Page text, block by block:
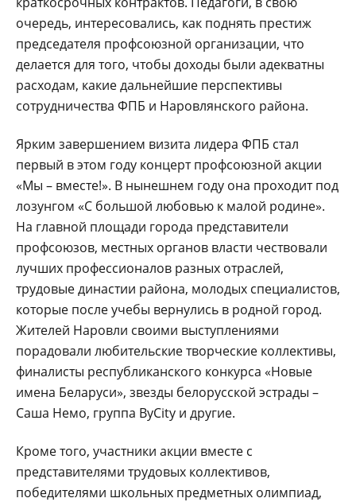
очередь, интересовались, как поднять престиж
председателя профсоюзной организации, что
делается для того, чтобы доходы были адекватны
расходам, какие дальнейшие перспективы
сотрудничества ФПБ и Наровлянского района.
Ярким завершением визита лидера ФПБ стал
первый в этом году концерт профсоюзной акции
«Мы – вместе!». В нынешнем году она проходит под
лозунгом «С большой любовью к малой родине».
На главной площади города представители
профсоюзов, местных органов власти чествовали
лучших профессионалов разных отраслей,
трудовые династии района, молодых специалистов,
которые после учебы вернулись в родной город.
Жителей Наровли своими выступлениями
порадовали любительские творческие коллективы,
финалисты республиканского конкурса «Новые
имена Беларуси», звезды белорусской эстрады –
Саша Немо, группа ByCity и другие.
Кроме того, участники акции вместе с
представителями трудовых коллективов,
победителями школьных предметных олимпиад,